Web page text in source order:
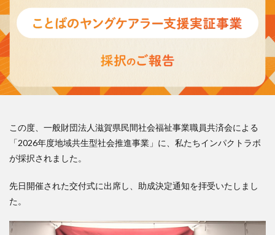
この度、一般財団法人滋賀県民間社会福祉事業職員共済会による
「2026年度地域共生型社会推進事業」に、私たちインパクトラボ
が採択されました。
先日開催された交付式に出席し、助成決定通知を拝受いたしまし
た。